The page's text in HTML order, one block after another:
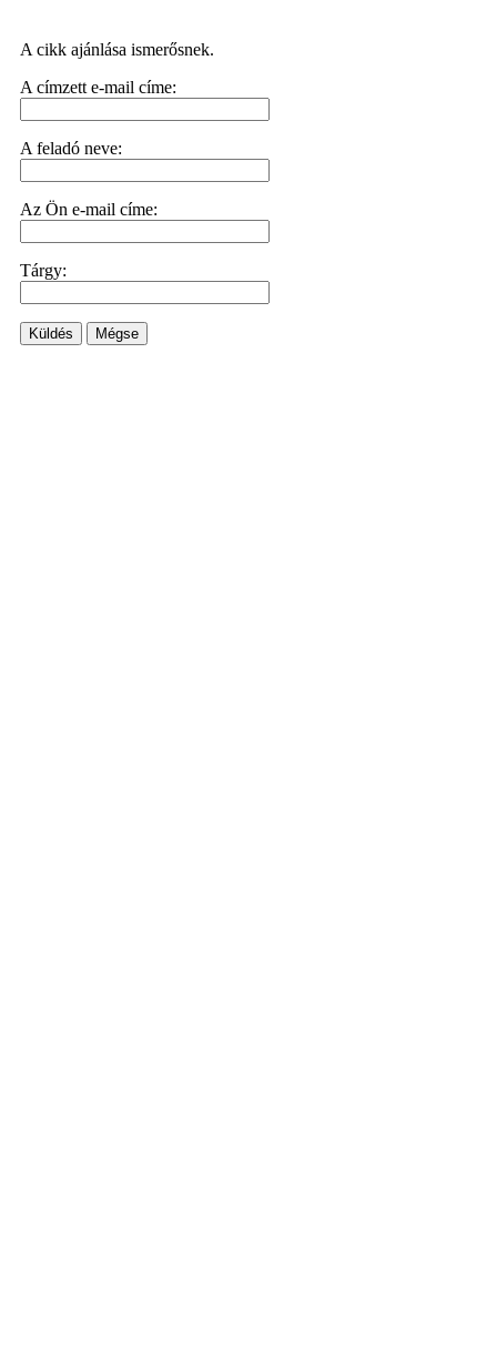
A cikk ajánlása ismerősnek.
A címzett e-mail címe:
A feladó neve:
Az Ön e-mail címe:
Tárgy:
Küldés Mégse